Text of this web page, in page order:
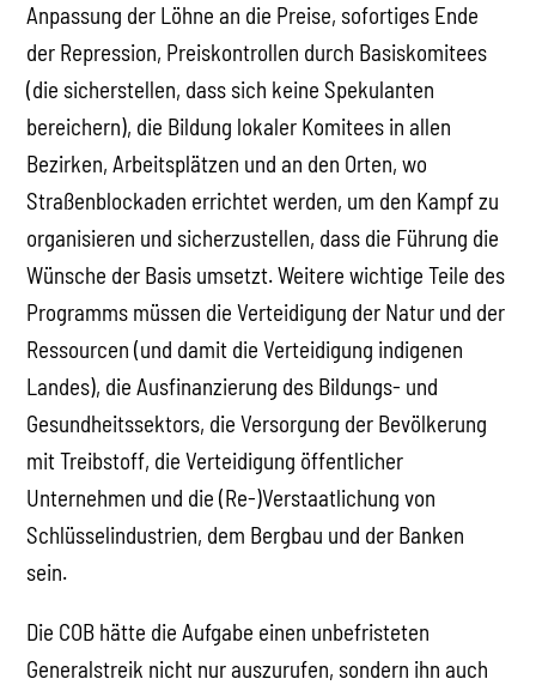
Anpassung der Löhne an die Preise, sofortiges Ende
der Repression, Preiskontrollen durch Basiskomitees
(die sicherstellen, dass sich keine Spekulanten
bereichern), die Bildung lokaler Komitees in allen
Bezirken, Arbeitsplätzen und an den Orten, wo
Straßenblockaden errichtet werden, um den Kampf zu
organisieren und sicherzustellen, dass die Führung die
Wünsche der Basis umsetzt. Weitere wichtige Teile des
Programms müssen die Verteidigung der Natur und der
Ressourcen (und damit die Verteidigung indigenen
Landes), die Ausfinanzierung des Bildungs- und
Gesundheitssektors, die Versorgung der Bevölkerung
mit Treibstoff, die Verteidigung öffentlicher
Unternehmen und die (Re-)Verstaatlichung von
Schlüsselindustrien, dem Bergbau und der Banken
sein.
Die COB hätte die Aufgabe einen unbefristeten
Generalstreik nicht nur auszurufen, sondern ihn auch